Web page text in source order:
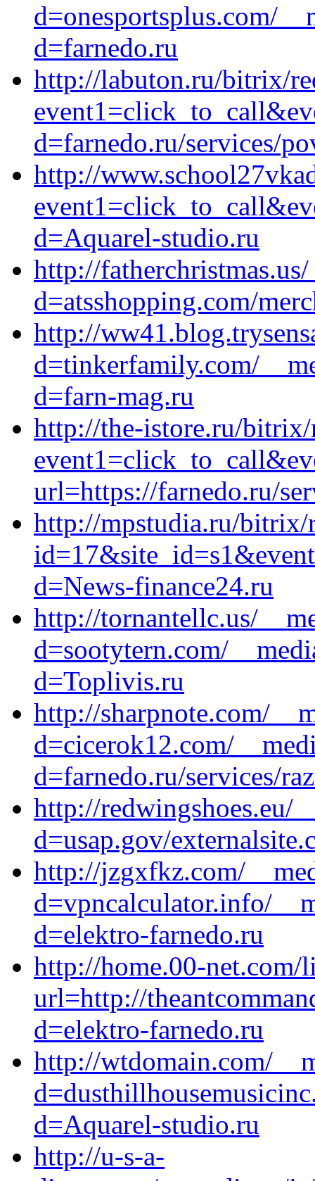
d=onesportsplus.com/
d=farnedo.ru
http://labuton.ru/bitrix/
d=farnedo.ru/services/
http://
d=Aquarel-studio.ru
http://
d=atsshopping.com/
http://
d=tinkerfamily.com/
d=farn-mag.ru
http://the-istore.ru/bitrix/
url=https://farnedo.ru/
http://mpstudia.ru/bitrix/
d=News-finance24.ru
http://tornantellc.us/
d=sootytern.com/
d=Toplivis.ru
http://sharpnote.com/
d=cicerok12.com/
d=farnedo.ru/services/
http://redwingshoes.eu/
d=usap.gov/
http://jzgxfkz.com/
d=vpncalculator.info/
d=elektro-farnedo.ru
http://home.00-net.com/
url=http://
d=elektro-farnedo.ru
http://wtdomain.com/
d=Aquarel-studio.ru
http://u-s-a-